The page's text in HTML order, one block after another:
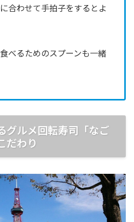
合わせて手拍子をするとよ
べるためのスプーンも一緒
グルメ回転寿司「なご
だわり